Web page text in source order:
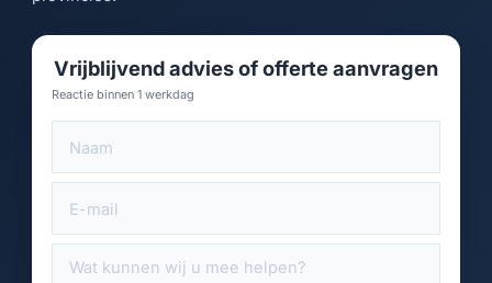
Vrijblijvend advies of offerte aanvragen
Reactie binnen 1 werkdag